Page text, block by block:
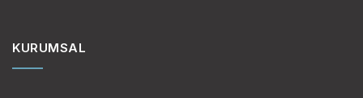
KURUMSAL